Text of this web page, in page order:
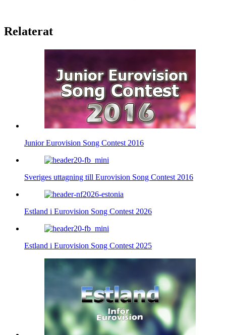
Relaterat
Junior Eurovision Song Contest 2016
Sveriges uttagning till Eurovision Song Contest 2016
Estland i Eurovision Song Contest 2026
Estland i Eurovision Song Contest 2025